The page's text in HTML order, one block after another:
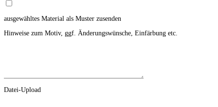
ausgewähltes Material als Muster zusenden
Hinweise zum Motiv, ggf. Änderungswünsche, Einfärbung etc.
Datei-Upload